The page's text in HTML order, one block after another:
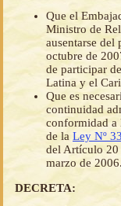
Que el
Ministro de
ausentarse
octubre de
de participar
Latina y el
Que es
continuidad
conformidad a
de la Ley Nº
del Artículo 20
marzo de 2006.
DECRETA: